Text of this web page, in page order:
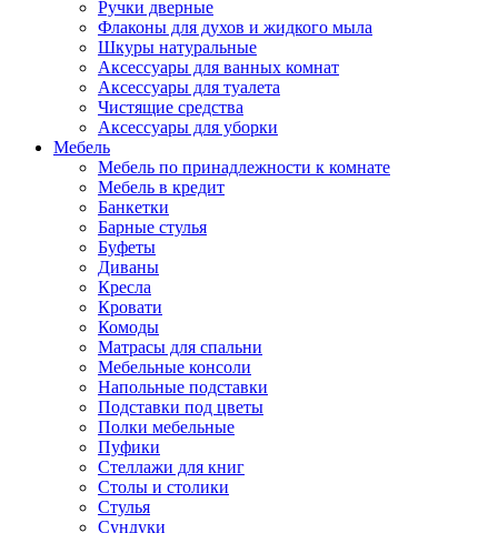
Ручки дверные
Флаконы для духов и жидкого мыла
Шкуры натуральные
Аксессуары для ванных комнат
Аксессуары для туалета
Чистящие средства
Аксессуары для уборки
Мебель
Мебель по принадлежности к комнате
Мебель в кредит
Банкетки
Барные стулья
Буфеты
Диваны
Кресла
Кровати
Комоды
Матрасы для спальни
Мебельные консоли
Напольные подставки
Подставки под цветы
Полки мебельные
Пуфики
Стеллажи для книг
Столы и столики
Стулья
Сундуки